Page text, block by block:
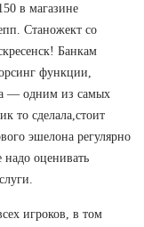
в магазине
Станожект со
Банкам
функции,
— одним из самых
то сделала,стоит
эшелона регулярно
оценивать
игроков, в том